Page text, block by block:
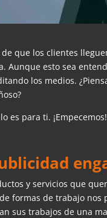
que los clientes
Aunque esto sea
los medios.
es para ti. ¡Empecemos!
y servicios que
formas de trabajo
sus trabajos de una